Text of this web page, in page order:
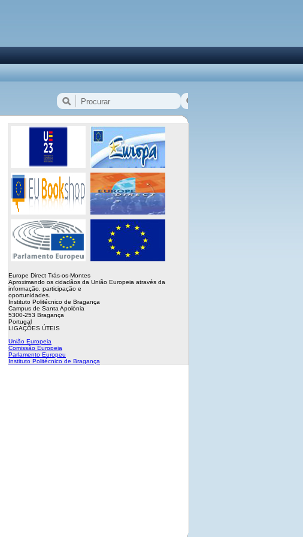
Europe Direct Trás-os-Montes
Aproximando os cidadãos da União Europeia através da
informação, participação e
oportunidades.
Instituto Politécnico de Bragança
Campus de Santa Apolónia
5300-253 Bragança
Portugal
LIGAÇÕES ÚTEIS
União Europeia
Comissão Europeia
Parlamento Europeu
Instituto Politécnico de Bragança